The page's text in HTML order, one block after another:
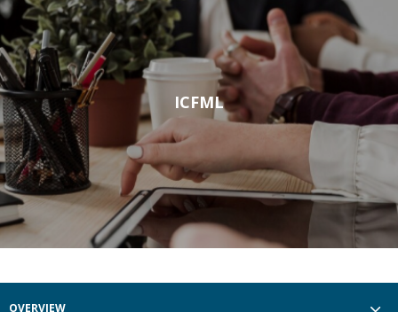
ICFML
OVERVIEW